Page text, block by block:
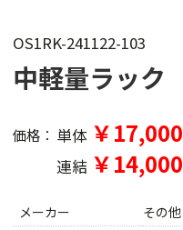
OS1RK-241122-103
中軽量ラック
価格： 単体 ￥17,000
連結 ￥14,000
メーカー その他